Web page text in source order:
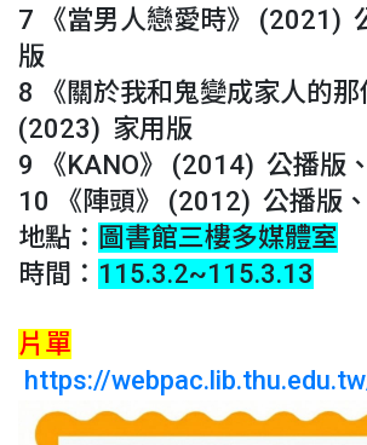
7 《當男人戀愛時》 (2021)
版
8 《關於我和鬼變成家人的那
(2023) 家用版
9 《KANO》 (2014) 公播版
10 《陣頭》 (2012) 公播版
地點： 圖書館三樓多媒體室
時間： 115.3.2~115.3.13
片單
https://